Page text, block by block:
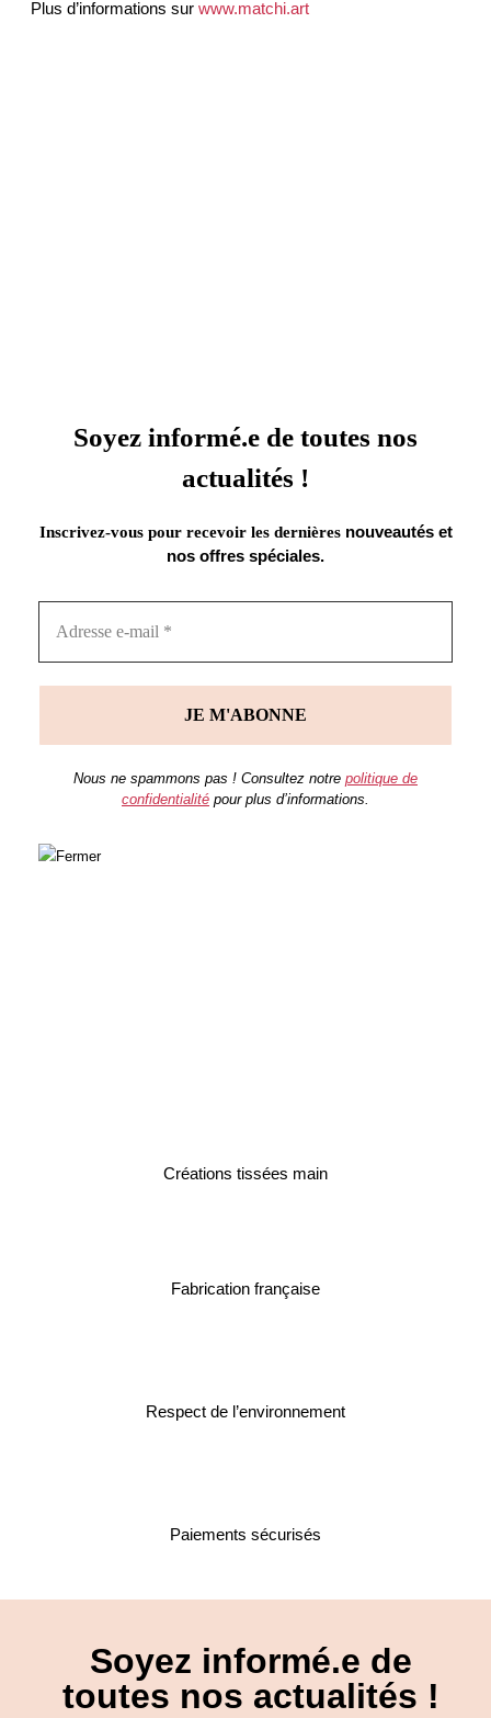
Plus d’informations sur www.matchi.art
Soyez informé.e de toutes nos
actualités !
Inscrivez-vous pour recevoir les dernièresnouveautés et
nos offres spéciales.
Nous ne spammons pas ! Consultez notre politique de
confidentialité pour plus d’informations.
Créations tissées main
Fabrication française
Respect de l’environnement
Paiements sécurisés
Soyez informé.e de
toutes nos actualités !